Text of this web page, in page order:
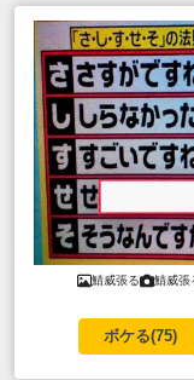
鯖威張る 鯖威張
ボケる(75)